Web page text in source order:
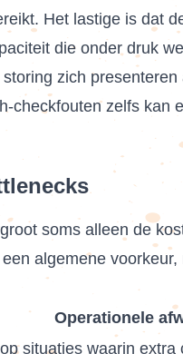
Het lastige is dat
die onder druk
zich
zelfs kan
soms alleen de
algemene
Operationele
situaties waarin